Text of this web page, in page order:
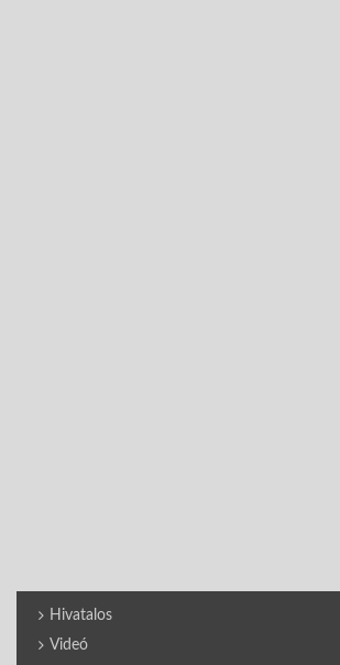
Hivatalos
Videó